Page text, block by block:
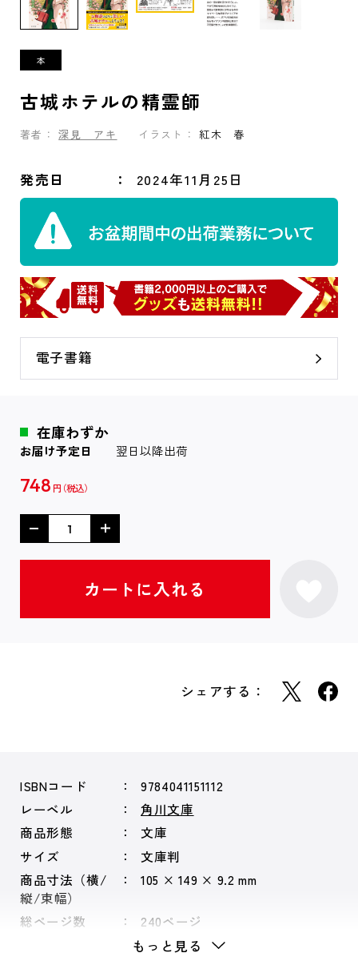
古城ホテルの精霊師
著者： 深見 アキ イラスト： 紅木 春
発売日 2024年11月25日
電子書籍
在庫わずか
お届け予定日 翌日以降出荷
748 円
シェアする：
ISBNコード
9784041151112
レーベル
角川文庫
商品形態
文庫
サイズ
文庫判
商品寸法（横/
縦/束幅）
105 × 149 × 9.2 mm
総ページ数 240ページ
もっと見る